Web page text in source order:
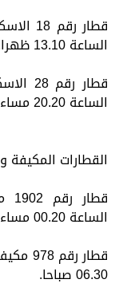
قطار
الساعة 13.10 ظهرا.
الساعة 20.20 مساء.
القطارات
الساعة 00.20 مساء.
قطار
06.30 صباحا.